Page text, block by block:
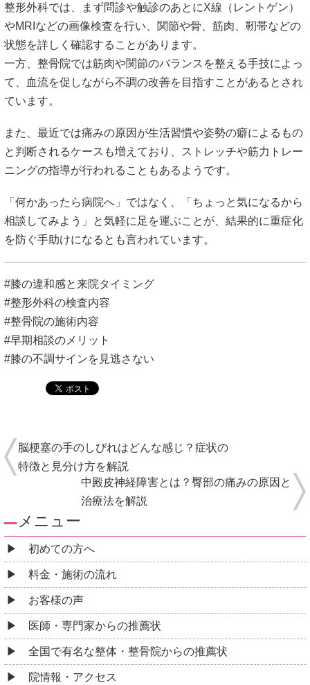
整形外科では、まず問診や触診のあとにX線（レントゲン）
やMRIなどの画像検査を行い、関節や骨、筋肉、靭帯などの
状態を詳しく確認することがあります。
一方、整骨院では筋肉や関節のバランスを整える手技によっ
て、血流を促しながら不調の改善を目指すことがあるとされ
ています。
また、最近では痛みの原因が生活習慣や姿勢の癖によるもの
と判断されるケースも増えており、ストレッチや筋力トレー
ニングの指導が行われることもあるようです。
「何かあったら病院へ」ではなく、「ちょっと気になるから
相談してみよう」と気軽に足を運ぶことが、結果的に重症化
を防ぐ手助けになるとも言われています。
#膝の違和感と来院タイミング
#整形外科の検査内容
#整骨院の施術内容
#早期相談のメリット
#膝の不調サインを見逃さない
脳梗塞の手のしびれはどんな感じ？症状の
特徴と見分け方を解説
中殿皮神経障害とは？臀部の痛みの原因と
治療法を解説
メニュー
初めての方へ
料金・施術の流れ
お客様の声
医師・専門家からの推薦状
全国で有名な整体・整骨院からの推薦状
院情報・アクセス